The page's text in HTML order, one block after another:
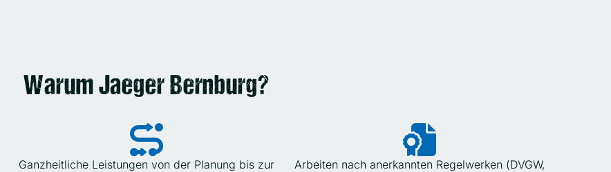
Warum Jaeger Bernburg?
Ganzheitliche Leistungen von der Planung bis zur
Arbeiten nach anerkannten Regelwerken (DVGW,